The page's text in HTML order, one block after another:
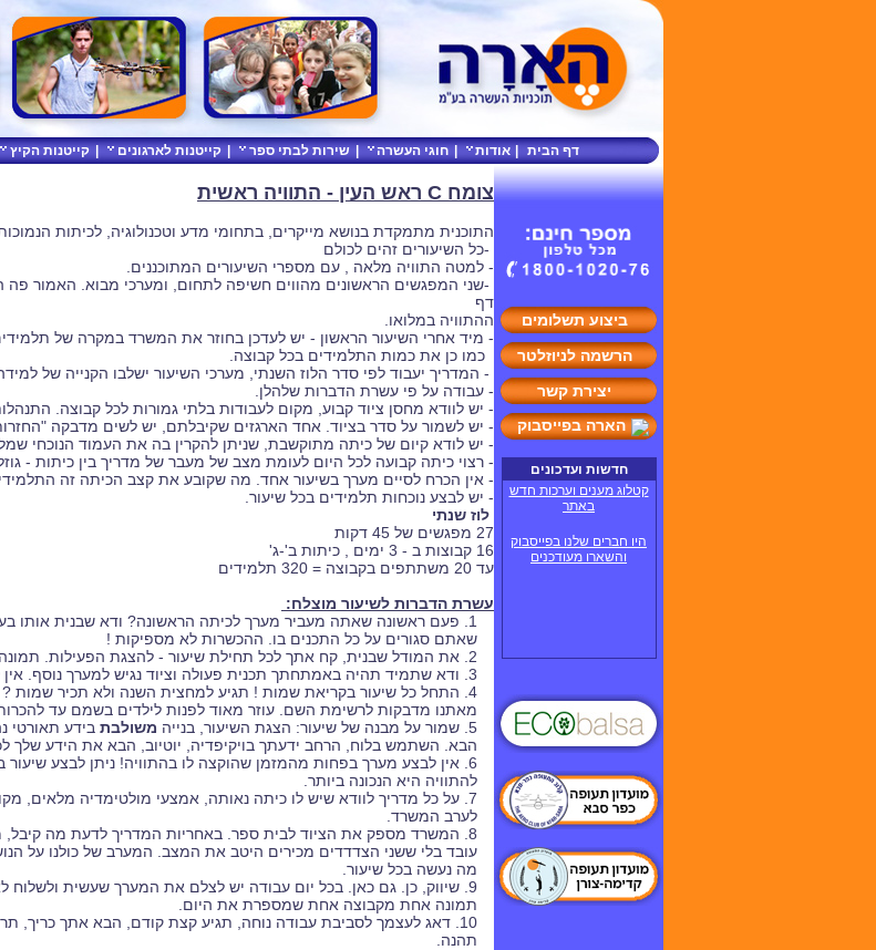
דף הבית אודות חוגי העשרה שירות לבתי ספר קייטנות לארגונים קייטנות הקיץ
ביצוע תשלומים
הרשמה לניוזלטר
יצירת קשר
הארה בפייסבוק
חדשות ועדכונים
קטלוג מענים וערכות חדש
באתר
היו חברים שלנו בפייסבוק
והשארו מעודכנים
צומח C ראש העין - התוויה ראשית
התוכנית מתמקדת בנושא מייקרים, בתחומי מדע וטכנולוגיה, לכיתות
-כל השיעורים זהים לכולם
- למטה התוויה מלאה , עם מספרי השיעורים המתוכננים.
-שני המפגשים הראשונים מהווים חשיפה לתחום, ומערכי מבוא. האמור
דף
ההתוויה במלואו.
- מיד אחרי השיעור הראשון - יש לעדכן בחוזר את המשרד במקרה של
כמו כן את כמות התלמידים בכל קבוצה.
- המדריך יעבוד לפי סדר הלוז השנתי, מערכי השיעור ישלבו הקנייה של
- עבודה על פי עשרת הדברות שלהלן.
- יש לוודא מחסן ציוד קבוע, מקום לעבודות בלתי גמורות לכל קבוצה.
- יש לשמור על סדר בציוד. אחד הארגזים שקיבלתם, יש לשים מדבקה
- יש לודא קיום של כיתה מתוקשבת, שניתן להקרין בה את העמוד הנוכחי
- רצוי כיתה קבועה לכל היום לעומת מצב של מעבר של מדריך בין כיתות - גוזל
- אין הכרח לסיים מערך בשיעור אחד. מה שקובע את קצב הכיתה זה
- יש לבצע נוכחות תלמידים בכל שיעור.
לוז שנתי
27 מפגשים של 45 דקות
16 קבוצות ב - 3 ימים , כיתות ב'-ג'
עד 20 משתתפים בקבוצה = 320 תלמידים
עשרת הדברות לשיעור מוצלח:
1. פעם ראשונה שאתה מעביר מערך לכיתה הראשונה? ודא שבנית
שאתם סגורים על כל התכנים בו. ההכשרות לא מספיקות !
2. את המודל שבנית, קח אתך לכל תחילת שיעור - להצגת הפעילות. תמונה שווה אלף מילים, תחשוב כמה מודל שווה.
3. ודא שתמיד תהיה באמתחתך תכנית פעולה וציוד נגיש למערך נוסף. אין לדעת מה ישתבש.
4. התחל כל שיעור בקריאת שמות ! תגיע למחצית השנה ולא תכיר
מאתנו מדבקות לרשימת השם. עוזר מאוד לפנות לילדים בשמם עד
5. שמור על מבנה של שיעור: הצגת השיעור, בנייה
משולבת בידע תאורטי
הבא. השתמש בלוח, הרחב ידעתך בויקיפדיה, יוטיוב, הבא את הידע
6. אין לבצע מערך בפחות מהמזמן שהוקצה לו בהתוויה! ניתן לבצע
להתוויה היא הנכונה ביותר.
7. על כל מדריך לוודא שיש לו כיתה נאותה, אמצעי מולטימדיה מלאים,
לערב המשרד.
8. המשרד מספק את הציוד לבית ספר. באחריות המדריך לדעת מה
עובד בלי ששני הצדדדים מכירים היטב את המצב. המערב של כולנו על
מה נעשה בכל שיעור.
9. שיווק, כן. גם כאן. בכל יום עבודה יש לצלם את המערך שעשית
תמונה אחת מקבוצה אחת שמספרת את היום.
10. דאג לעצמך לסביבת עבודה נוחה, תגיע קצת קודם, הבא אתך
תהנה.